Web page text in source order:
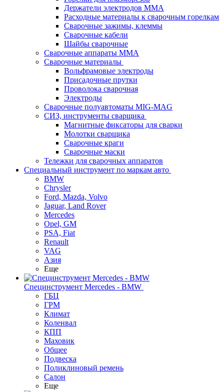
Держатели электродов ММА
Расходные материалы к сварочным горелкам
Сварочные зажимы, клеммы
Сварочные кабели
Шайбы сварочные
Сварочные аппараты MMA
Сварочные материалы
Вольфрамовые электроды
Присадочные прутки
Проволока сварочная
Электроды
Сварочные полуавтоматы MIG-MAG
СИЗ, инструменты сварщика
Магнитные фиксаторы для сварки
Молотки сварщика
Сварочные краги
Сварочные маски
Тележки для сварочных аппаратов
Специальный инструмент по маркам авто
BMW
Chrysler
Ford, Mazda, Volvo
Jaguar, Land Rover
Mercedes
Opel, GM
PSA, Fiat
Renault
VAG
Азия
Еще
Специнструмент Mercedes - BMW
ГБЦ
ГРМ
Климат
Коленвал
КПП
Маховик
Общее
Подвеска
Поликлиновый ремень
Салон
Еще